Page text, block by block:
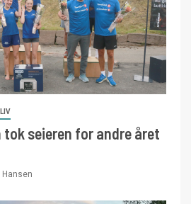
tok seieren for andre året
Hansen